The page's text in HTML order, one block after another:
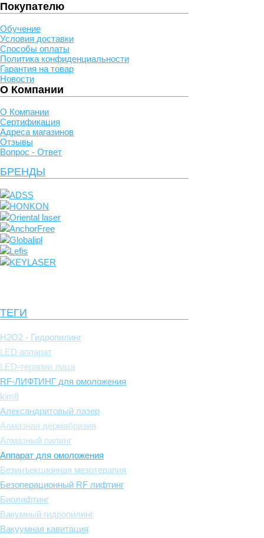
Покупателю
Обучение
Условия доставки
Способы оплаты
Политика конфиденциальности
Гарантия на товар
Новости
О Компании
О Компании
Сертификация
Адреса магазинов
Отзывы
Вопрос - Ответ
БРЕНДЫ
ADSS
HONKON
Oriental laser
AnchorFree
Globalipl
Lefis
KEYLASER
ТЕГИ
H2O2 - Гидропилинг
LED аппарат
LED-терапии лица
RF-ЛИФТИНГ для омоложения
kim8
Александритовый лазер
Алмазная дермабразия
Алмазный пилинг
Аппарат для омоложения
Безинъекционная мезотерапия
Безоперационный RF лифтинг
Биолифтинг
Вакумный гидропилинг
Вакуумная кавитация